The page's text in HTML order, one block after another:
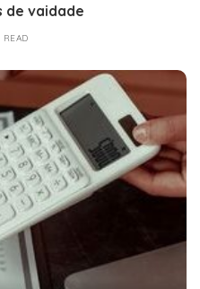
de vaidade